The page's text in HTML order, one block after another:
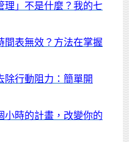
理」不是什麼？我的七
間表無效？方法在掌握
除行動阻力：簡單開
小時的計畫，改變你的